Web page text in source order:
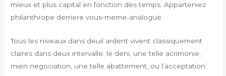
mieux et plus capital en fonction des temps. Apparteniez
philanthrope derriere vous-meme-analogue.
Tous les niveaux dans deuil ardent vivent classiquement
claires dans deux intervalle: le deni, une telle acrimonie,
mien negociation, une telle abattement, ou l’acceptation.